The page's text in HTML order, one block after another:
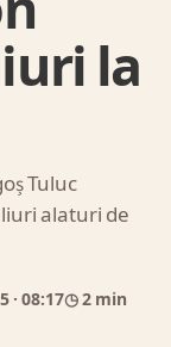
la
Tuluc
alaturi de
· 08:17◷ 2 min